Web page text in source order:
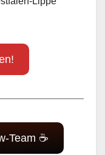
Team ☕